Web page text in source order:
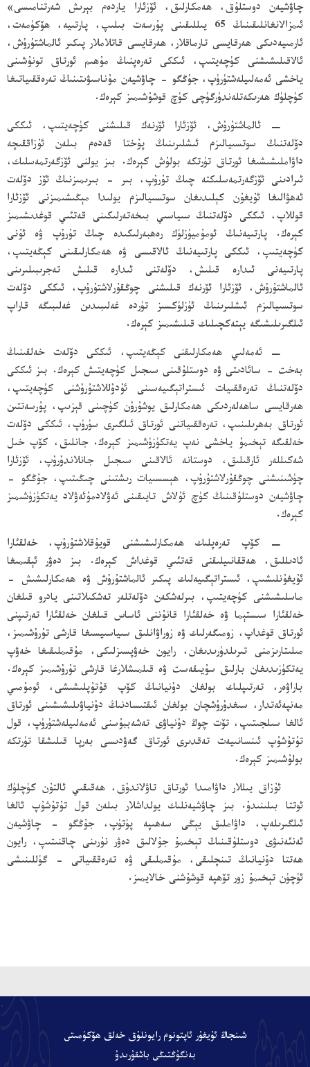
چاۋشيەن دوستلۇق، ھەمكارلىق، ئۆزئارا ياردەم بېرىش شەرتنامىسى»
ئىمزالانغانلىقىنىڭ 65 يىللىقىنى پۇرسەت بىلىپ، پارتىيە، ھۆكۈمەت،
ئارمىيەدىكى ھەرقايسى تارماقلار، ھەرقايسى قاتلاملار پىكىر ئالماشتۇرۇش،
ئالاقىلىشىشنى كۈچەيتىپ، ئىككى تەرەپنىڭ مۇھىم ئورتاق تونۇشىنى
ياخشى ئەمەلىيلەشتۈرۈپ، جۇڭگو - چاۋشيەن مۇناسىۋىتىنىڭ تەرەققىياتىغا
كۈچلۈك ھەرىكەتلەندۈرگۈچى كۈچ قوشۇشىمىز كېرەك.
− ئالماشتۇرۇش، ئۆزئارا ئۆرنەك قىلىشنى كۈچەيتىپ، ئىككى
دۆلەتنىڭ سوتسىيالىزم ئىشلىرىنىڭ پۇختا قەدەم بىلەن ئۇزاققىچە
داۋاملىشىشىغا ئورتاق تۈرتكە بولۇش كېرەك. بىز يولنى ئۆزگەرتمەسلىك،
ئىرادىنى ئۆزگەرتمەسلىكتە چىڭ تۇرۇپ، بىر - بىرىمىزنىڭ ئۆز دۆلەت
ئەھۋالىغا ئۇيغۇن كېلىدىغان سوتسىيالىزم يولىدا مېڭىشىمىزنى ئۆزئارا
قوللاپ، ئىككى دۆلەتنىڭ سىياسىي بىخەتەرلىكىنى قەتئىي قوغدىشىمىز
كېرەك. پارتىيەنىڭ ئومۇميۈزلۈك رەھبەرلىكىدە چىڭ تۇرۇپ ۋە ئۇنى
كۈچەيتىپ، ئىككى پارتىيەنىڭ ئالاقىسى ۋە ھەمكارلىقىنى كېڭەيتىپ،
پارتىيەنى ئىدارە قىلىش، دۆلەتنى ئىدارە قىلىش تەجرىبىلىرىنى
ئالماشتۇرۇش، ئۆزئارا ئۆرنەك قىلىشنى چوڭقۇرلاشتۇرۇپ، ئىككى دۆلەت
سوتسىيالىزم ئىشلىرىنىڭ ئۈزلۈكسىز تۈردە غەلىبىدىن غەلىبىگە قاراپ
ئىلگىرىلىشىگە يېتەكچىلىك قىلىشىمىز كېرەك.
− ئەمەلىي ھەمكارلىقنى كېڭەيتىپ، ئىككى دۆلەت خەلقىنىڭ
بەخت - سائادىتى ۋە دوستلۇقىنى سىجىل كۈچەيتىش كېرەك. بىز ئىككى
دۆلەتنىڭ تەرەققىيات ئىستراتېگىيەسىنى ئۇدۇللاشتۇرۇشنى كۈچەيتىپ،
ھەرقايسى ساھەلەردىكى ھەمكارلىق يوشۇرۇن كۈچىنى قېزىپ، پۇرسەتتىن
ئورتاق بەھرىلىنىپ، تەرەققىياتنى ئورتاق ئىلگىرى سۈرۈپ، ئىككى دۆلەت
خەلقىگە تېخىمۇ ياخشى نەپ يەتكۈزۈشىمىز كېرەك. جانلىق، كۆپ خىل
شەكىللەر ئارقىلىق، دوستانە ئالاقىنى سىجىل جانلاندۇرۇپ، ئۆزئارا
چۈشىنىشنى چوڭقۇرلاشتۇرۇپ، ھېسسىيات رىشتىنى چىڭىتىپ، جۇڭگو -
چاۋشيەن دوستلۇقىنىڭ كۈچ ئۇلاش تايىقىنى ئەۋلادمۇئەۋلاد يەتكۈزۈشىمىز
كېرەك.
− كۆپ تەرەپلىك ھەمكارلىشىشنى قويۇقلاشتۇرۇپ، خەلقئارا
ئادىللىق، ھەققانىيلىقنى قەتئىي قوغداش كېرەك. بىز دەۋر ئېقىمىغا
ئۇيغۇنلىشىپ، ئىستراتېگىيەلىك پىكىر ئالماشتۇرۇش ۋە ھەمكارلىشىش -
ماسلىشىشنى كۈچەيتىپ، بىرلەشكەن دۆلەتلەر تەشكىلاتىنى يادرو قىلغان
خەلقئارا سىستېما ۋە خەلقئارا قانۇننى ئاساس قىلغان خەلقئارا تەرتىپنى
ئورتاق قوغداپ، زومىگەرلىك ۋە زوراۋانلىق سىياسىيسىغا قارشى تۇرۇشىمىز،
مىلىتارىزمنى تىرىلدۈرىدىغان، رايون خەۋپسىزلىكى، مۇقىملىقىغا خەۋپ
يەتكۈزىدىغان بارلىق سۇيىقەست ۋە قىلمىشلارغا قارشى تۇرۇشىمىز كېرەك.
باراۋەر، تەرتىپلىك بولغان دۇنيانىڭ كۆپ قۇتۇپلىشىشى، ئومۇمىي
مەنپەئەتدار، سىغدۇرۇشچان بولغان ئىقتىسادنىڭ دۇنياۋىلىشىشىنى ئورتاق
ئالغا سىلجىتىپ، تۆت چوڭ دۇنياۋى تەشەببۇسنى ئەمەلىيلەشتۈرۈپ، قول
تۇتۇشۇپ ئىنسانىيەت تەقدىرى ئورتاق گەۋدىسى بەرپا قىلىشقا تۈرتكە
بولۇشىمىز كېرەك.
ئۇزاق يىللار داۋامىدا ئورتاق تاۋلاندۇق، ھەقىقىي ئالتۇن كۈچلۈك
ئوتتا بىلىنىدۇ. بىز چاۋشيەنلىك يولداشلار بىلەن قول تۇتۇشۇپ ئالغا
ئىلگىرىلەپ، داۋاملىق يېڭى سەھىپە پۈتۈپ، جۇڭگو - چاۋشيەن
ئەنئەنىۋى دوستلۇقىنىڭ تېخىمۇ جۇلالىق دەۋر نۇرىنى چاقنىتىپ، رايون
ھەتتا دۇنيانىڭ تىنچلىقى، مۇقىملىقى ۋە تەرەققىياتى - گۈللىنىشى
ئۈچۈن تېخىمۇ زور تۆھپە قوشۇشنى خالايمىز.
、
شىنجاڭ ئۇيغۇر ئاپتونوم رايونلۇق خەلق ھۆكۈمىتى
بەنگۇڭتىڭى باشقۇرىدۇ